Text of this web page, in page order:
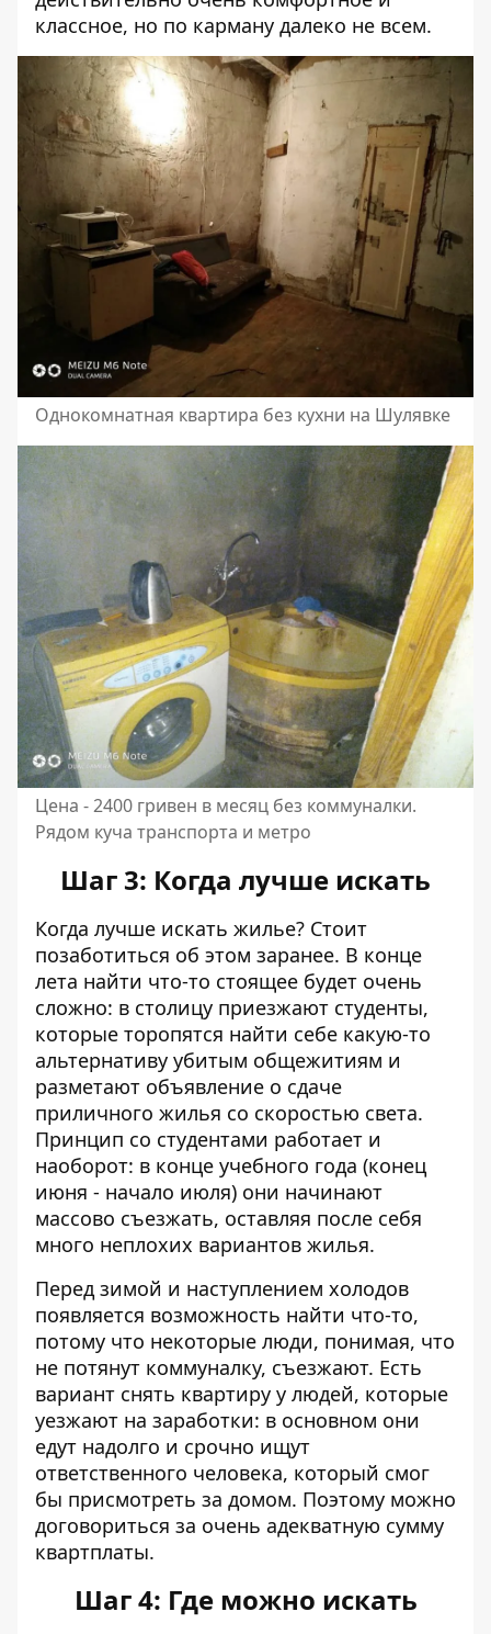
классное, но по карману далеко не всем.
Однокомнатная квартира без кухни на Шулявке
Цена - 2400 гривен в месяц без коммуналки.
Рядом куча транспорта и метро
Шаг 3: Когда лучше искать
Когда лучше искать жилье? Стоит
позаботиться об этом заранее. В конце
лета найти что-то стоящее будет очень
сложно: в столицу приезжают студенты,
которые торопятся найти себе какую-то
альтернативу убитым общежитиям и
разметают объявление о сдаче
приличного жилья со скоростью света.
Принцип со студентами работает и
наоборот: в конце учебного года (конец
июня - начало июля) они начинают
массово съезжать, оставляя после себя
много неплохих вариантов жилья.
Перед зимой и наступлением холодов
появляется возможность найти что-то,
потому что некоторые люди, понимая, что
не потянут коммуналку, съезжают. Есть
вариант снять квартиру у людей, которые
уезжают на заработки: в основном они
едут надолго и срочно ищут
ответственного человека, который смог
бы присмотреть за домом. Поэтому можно
договориться за очень адекватную сумму
квартплаты.
Шаг 4: Где можно искать